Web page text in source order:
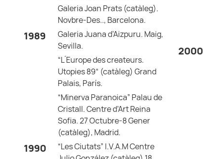
Galeria Joan Prats (catàleg).
Novbre-Des.., Barcelona.
1989
Galeria Juana d’Aizpuru. Maig,
Sevilla.
“L ́Europe des createurs.
Utopies 89“ (catàleg) Grand
Palais, París.
“Minerva Paranoica” Palau de
Cristall. Centre d’Art Reina
Sofia. 27 Octubre-8 Gener
(catàleg), Madrid.
1990
“Les Ciutats” I.V.A.M Centre
2000